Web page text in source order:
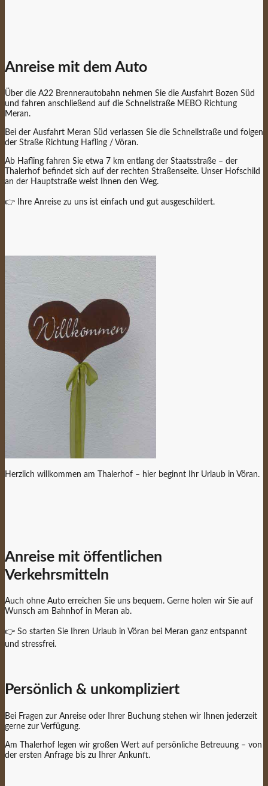
Anreise mit dem Auto
Über die A22 Brennerautobahn nehmen Sie die Ausfahrt Bozen Süd
und fahren anschließend auf die Schnellstraße MEBO Richtung
Meran.
Bei der Ausfahrt Meran Süd verlassen Sie die Schnellstraße und folgen
der Straße Richtung Hafling / Vöran.
Ab Hafling fahren Sie etwa 7 km entlang der Staatsstraße – der
Thalerhof befindet sich auf der rechten Straßenseite. Unser Hofschild
an der Hauptstraße weist Ihnen den Weg.
👉 Ihre Anreise zu uns ist einfach und gut ausgeschildert.
Herzlich willkommen am Thalerhof – hier beginnt Ihr Urlaub in Vöran.
Anreise mit öffentlichen
Verkehrsmitteln
Auch ohne Auto erreichen Sie uns bequem. Gerne holen wir Sie auf
Wunsch am Bahnhof in Meran ab.
👉 So starten Sie Ihren Urlaub in Vöran bei Meran ganz entspannt
und stressfrei.
Persönlich & unkompliziert
Bei Fragen zur Anreise oder Ihrer Buchung stehen wir Ihnen jederzeit
gerne zur Verfügung.
Am Thalerhof legen wir großen Wert auf persönliche Betreuung – von
der ersten Anfrage bis zu Ihrer Ankunft.